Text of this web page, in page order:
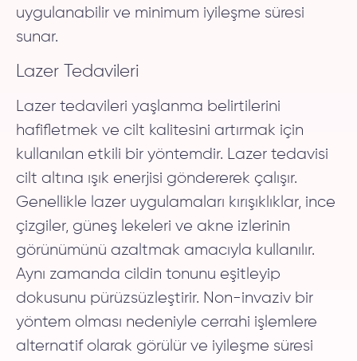
uygulanabilir ve minimum iyileşme süresi
sunar.
Lazer Tedavileri
Lazer tedavileri yaşlanma belirtilerini
hafifletmek ve cilt kalitesini artırmak için
kullanılan etkili bir yöntemdir. Lazer tedavisi
cilt altına ışık enerjisi göndererek çalışır.
Genellikle lazer uygulamaları kırışıklıklar, ince
çizgiler, güneş lekeleri ve akne izlerinin
görünümünü azaltmak amacıyla kullanılır.
Aynı zamanda cildin tonunu eşitleyip
dokusunu pürüzsüzleştirir. Non-invaziv bir
yöntem olması nedeniyle cerrahi işlemlere
alternatif olarak görülür ve iyileşme süresi